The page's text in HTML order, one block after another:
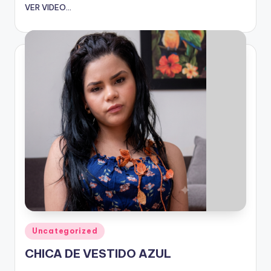
VER VIDEO...
Publicado
en
Uncategorized
CHICA DE VESTIDO AZUL